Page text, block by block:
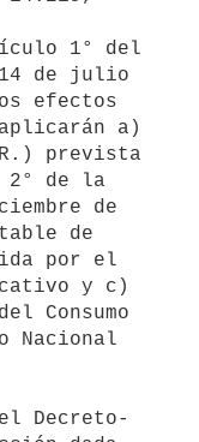
1° del
14 de julio
efectos
a)
prevista
de la
de
de
por el
y c)
Consumo
Nacional
Decreto-